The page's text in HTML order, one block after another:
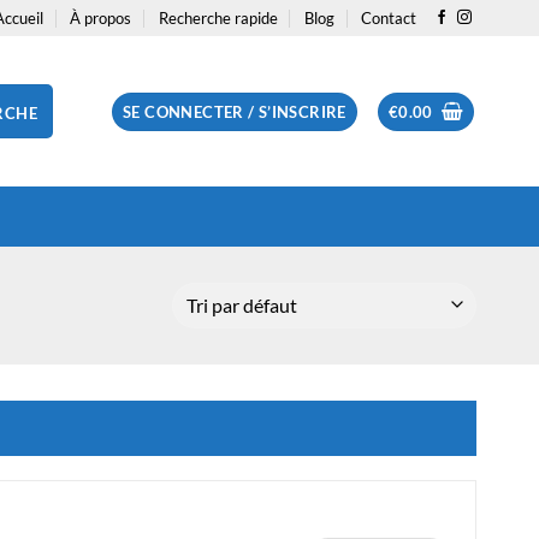
À propos Recherche rapide Blog Contact
SE CONNECTER / S’INSCRIRE €0.00